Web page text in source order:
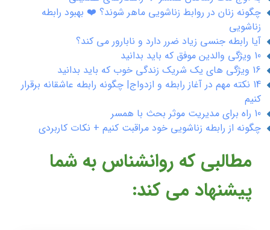
چگونه زنان در روابط زناشویی ماهر شوند؟ ❤️ بهبود رابطه
زناشویی
آیا رابطه جنسی زیاد ضرر دارد و نابارور می کند؟
10 ویژگی والدین موفق که باید بدانید
16 ویژگی های یک شریک زندگی خوب که باید بدانید
14 نکته مهم در آغاز رابطه و ازدواج| چگونه رابطه عاشقانه برقرار
کنیم
10 راه برای مدیریت موثر بحث با همسر
چگونه از رابطه زناشویی خود مراقبت کنیم + نکات کاربردی
مطالبی که روانشناس به شما
پیشنهاد می کند: